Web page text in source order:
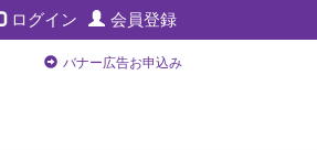
ログイン 会員登録
バナー広告お申込み